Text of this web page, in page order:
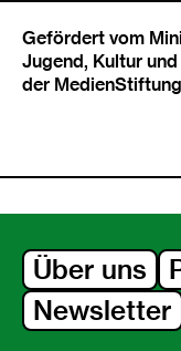
Gefördert vom
Jugend, Kultur
der
Über uns
Newsletter